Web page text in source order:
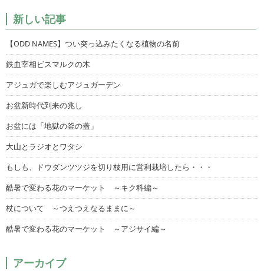
新しい記事
【ODD NAMES】つい突っ込みたくなる植物の名前
鉄血宰相ビスマルクの木
アジュガで楽しむアジュガーデン
お盆新時代到来の兆し
お盆には「地獄の釜の蓋」
大山とラジオとワタシ
もしも、ドウダンツツジを切り枝用に営利栽培したら・・・
酷暑で変わる花のマーケット ～キク科編～
杖について ～つえつえなるままに～
酷暑で変わる花のマーケット ～アジサイ編～
アーカイブ